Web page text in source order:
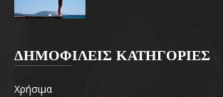
ΔΗΜΟΦΙΛΕΙΣ ΚΑΤΗΓΟΡΙΕΣ
Χρήσιμα